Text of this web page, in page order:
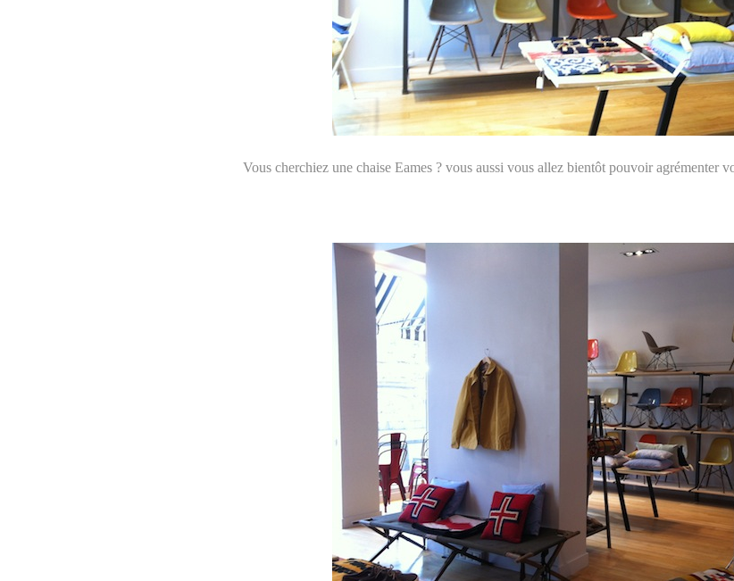
Vous cherchiez une chaise Eames ? vous aussi vous allez bientôt pouvoir agrémenter